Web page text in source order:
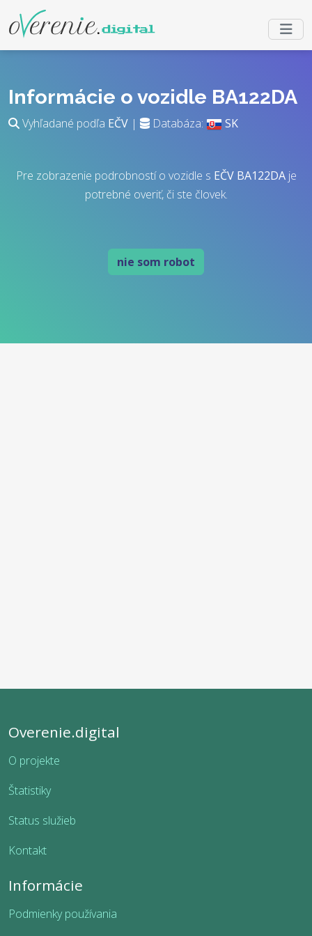
Informácie o vozidle BA122DA
Vyhľadané podľa EČV | Databáza: SK
Pre zobrazenie podrobností o vozidle s EČV BA122DAje
potrebné overiť, či ste človek.
nie som robot
Overenie.digital
O projekte
Štatistiky
Status služieb
Kontakt
Informácie
Podmienky používania